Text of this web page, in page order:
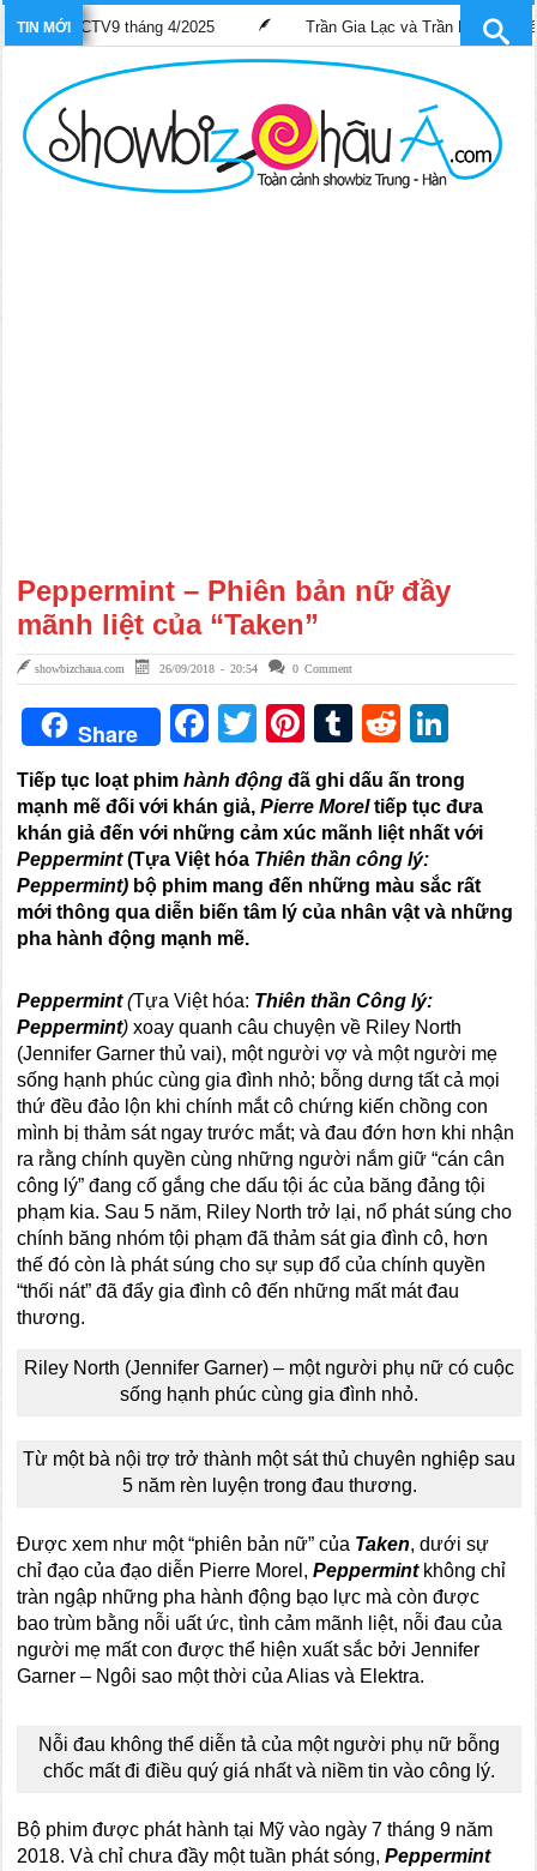
TIN MỚI
SCTV9 tháng 4/2025 Trần Gia Lạc và Trần Hiểu Hoa lần đầu
Peppermint – Phiên bản nữ đầy
mãnh liệt của “Taken”
showbizchaua.com 26/09/2018 - 20:54 0 Comment
Share Facebook
TwitterPinterest
TumblrReddit
Tiếp tục loạt phimhành động đã ghi dấu ấn trong
mạnh mẽ đối với khán giả,Pierre Moreltiếp tục đưa
khán giả đến với những cảm xúc mãnh liệt nhất với
Peppermint(Tựa Việt hóa Thiên thần công lý:
Peppermint) bộ phim mang đến những màu sắc rất
mới thông qua diễn biến tâm lý của nhân vật và những
pha hành động mạnh mẽ.
Peppermint(Tựa Việt hóa: Thiên thần Công lý:
Peppermint)xoay quanh câu chuyện về Riley North
(Jennifer Garner thủ vai), một người vợ và một người mẹ
sống hạnh phúc cùng gia đình nhỏ; bỗng dưng tất cả mọi
thứ đều đảo lộn khi chính mắt cô chứng kiến chồng con
mình bị thảm sát ngay trước mắt; và đau đớn hơn khi nhận
ra rằng chính quyền cùng những người nắm giữ “cán cân
công lý” đang cố gắng che dấu tội ác của băng đảng tội
phạm kia. Sau 5 năm, Riley North trở lại, nổ phát súng cho
chính băng nhóm tội phạm đã thảm sát gia đình cô, hơn
thế đó còn là phát súng cho sự sụp đổ của chính quyền
“thối nát” đã đẩy gia đình cô đến những mất mát đau
thương.
Riley North (Jennifer Garner) – một người phụ nữ có cuộc
sống hạnh phúc cùng gia đình nhỏ.
Từ một bà nội trợ trở thành một sát thủ chuyên nghiệp sau
5 năm rèn luyện trong đau thương.
Được xem như một “phiên bản nữ” của Taken, dưới sự
chỉ đạo của đạo diễn Pierre Morel,Peppermint không chỉ
tràn ngập những pha hành động bạo lực mà còn được
bao trùm bằng nỗi uất ức, tình cảm mãnh liệt, nỗi đau của
người mẹ mất con được thể hiện xuất sắc bởi Jennifer
Garner – Ngôi sao một thời của Alias và Elektra.
Nỗi đau không thể diễn tả của một người phụ nữ bỗng
chốc mất đi điều quý giá nhất và niềm tin vào công lý.
Bộ phim được phát hành tại Mỹ vào ngày 7 tháng 9 năm
2018. Và chỉ chưa đầy một tuần phát sóng,Peppermint